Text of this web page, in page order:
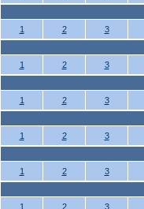
1
2 3
1
2 3
1
2 3
1
2 3
1
2 3
1
2 3